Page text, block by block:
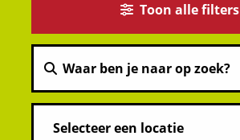
Toon alle filters